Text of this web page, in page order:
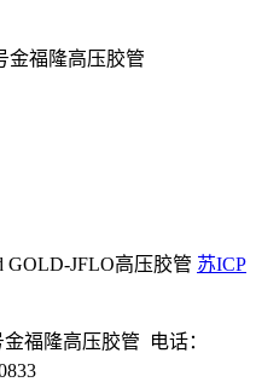
金福隆高压胶管
GOLD-JFLO高压胶管 苏ICP
福隆高压胶管 电话：